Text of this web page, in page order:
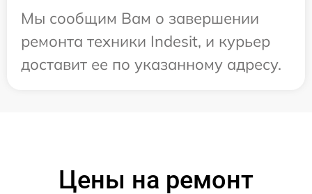
Мы сообщим Вам о завершении
ремонта техники Indesit, и курьер
доставит ее по указанному адресу.
Цены на ремонт